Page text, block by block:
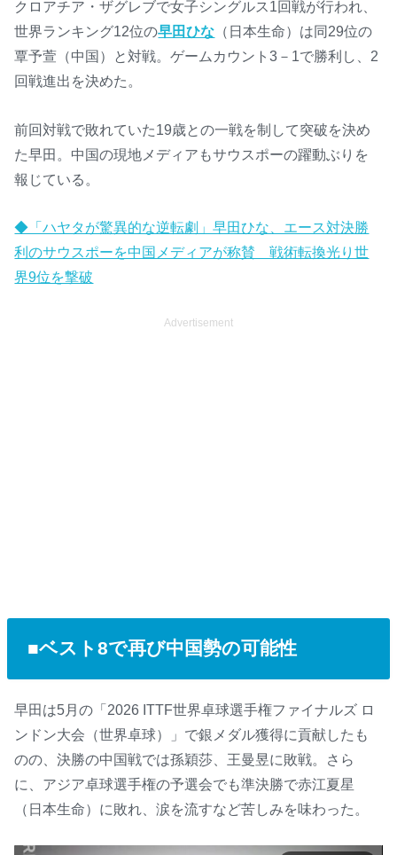
クロアチア・ザグレブで女子シングルス1回戦が行われ、
世界ランキング12位の早田ひな （日本生命）は同29位の
覃予萱（中国）と対戦。ゲームカウント3－1で勝利し、2
回戦進出を決めた。
前回対戦で敗れていた19歳との一戦を制して突破を決め
た早田。中国の現地メディアもサウスポーの躍動ぶりを
報じている。
◆「ハヤタが驚異的な逆転劇」早田ひな、エース対決勝
利のサウスポーを中国メディアが称賛 戦術転換光り世
界9位を撃破
Advertisement
■ベスト8で再び中国勢の可能性
早田は5月の「2026 ITTF世界卓球選手権ファイナルズ ロ
ンドン大会（世界卓球）」で銀メダル獲得に貢献したも
のの、決勝の中国戦では孫穎莎、王曼昱に敗戦。さら
に、アジア卓球選手権の予選会でも準決勝で赤江夏星
（日本生命）に敗れ、涙を流すなど苦しみを味わった。